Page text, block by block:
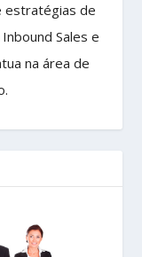
estratégias de
Sales e
na área de